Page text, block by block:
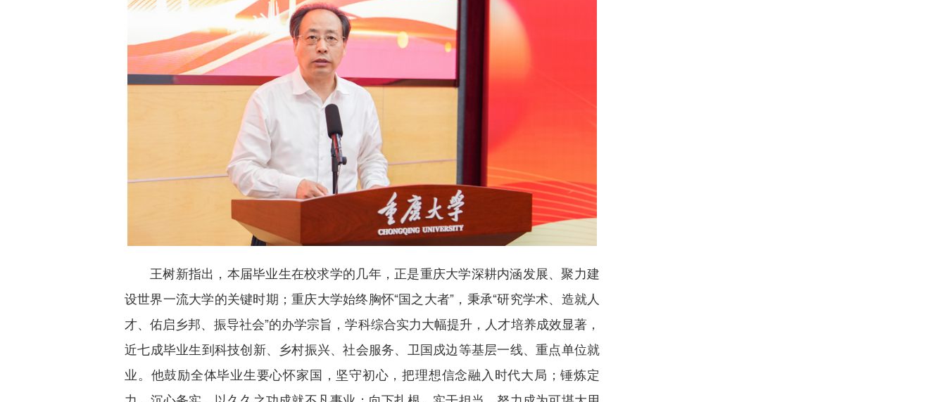
王树新指出，本届毕业生在校求学的几年，正是重庆大学深耕内涵发展、聚力建
设世界一流大学的关键时期；重庆大学始终胸怀“国之大者”，秉承“研究学术、造就人
才、佑启乡邦、振导社会”的办学宗旨，学科综合实力大幅提升，人才培养成效显著，
近七成毕业生到科技创新、乡村振兴、社会服务、卫国戍边等基层一线、重点单位就
业。他鼓励全体毕业生要心怀家国，坚守初心，把理想信念融入时代大局；锤炼定